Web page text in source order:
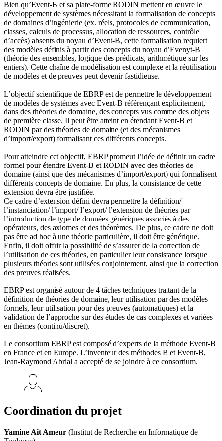
Bien qu’Event-B et sa plate-forme RODIN mettent en œuvre le
développement de systèmes nécessitant la formalisation de concepts
de domaines d’ingénierie (ex. réels, protocoles de communication,
classes, calculs de processus, allocation de ressources, contrôle
d’accès) absents du noyau d’Event-B, cette formalisation requiert
des modèles définis à partir des concepts du noyau d’Evenyt-B
(théorie des ensembles, logique des prédicats, arithmétique sur les
entiers). Cette chaîne de modélisation est complexe et la réutilisation
de modèles et de preuves peut devenir fastidieuse.
L’objectif scientifique de EBRP est de permettre le développement
de modèles de systèmes avec Event-B référençant explicitement,
dans des théories de domaine, des concepts vus comme des objets
de première classe. Il peut être atteint en étendant Event-B et
RODIN par des théories de domaine (et des mécanismes
d’import/export) formalisant ces différents concepts.
Pour atteindre cet objectif, EBRP promeut l’idée de définir un cadre
formel pour étendre Event-B et RODIN avec des théories de
domaine (ainsi que des mécanismes d’import/export) qui formalisent
différents concepts de domaine. En plus, la consistance de cette
extension devra être justifiée.
Ce cadre d’extension défini devra permettre la définition/
l’instanciation/ l’import/ l’export/ l’extension de théories par
l’introduction de type de données génériques associés à des
opérateurs, des axiomes et des théorèmes. De plus, ce cadre ne doit
pas être ad hoc à une théorie particulière, il doit être générique.
Enfin, il doit offrir la possibilité de s’assurer de la correction de
l’utilisation de ces théories, en particulier leur consistance lorsque
plusieurs théories sont utilisées conjointement, ainsi que la correction
des preuves réalisées.
EBRP est organisé autour de 4 tâches techniques traitant de la
définition de théories de domaine, leur utilisation par des modèles
formels, leur utilisation pour des preuves (automatiques) et la
validation de l’approche sur des études de cas complexes et variées
en thèmes (continu/discret).
Le consortium EBRP est composé d’experts de la méthode Event-B
en France et en Europe. L’inventeur des méthodes B et Event-B,
Jean-Raymond Abrial a accepté de se joindre à ce consortium.
Coordination du projet
Yamine Ait Ameur (Institut de Recherche en Informatique de